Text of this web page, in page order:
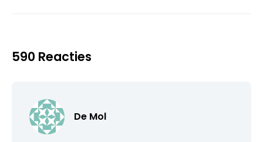
590 Reacties
De Mol